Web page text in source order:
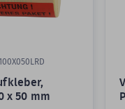
x 50 mm